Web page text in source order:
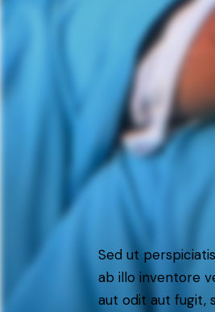
Sed ut
ab illo inventore
aut odit aut fugit,